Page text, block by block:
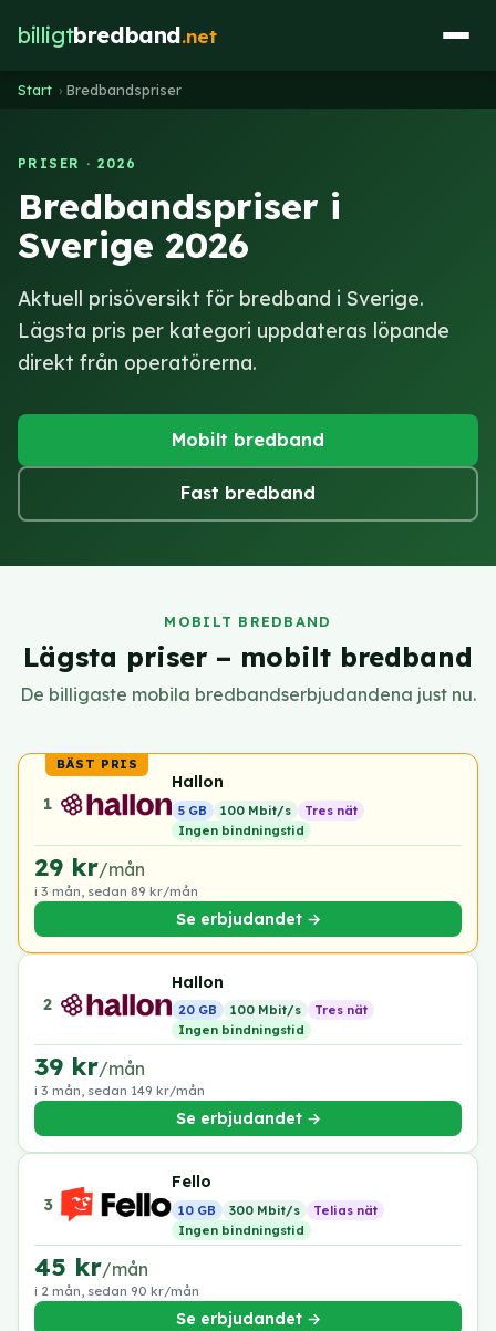
billigtbredband.net
Start › Bredbandspriser
PRISER · 2026
Bredbandspriser i
Sverige 2026
Aktuell prisöversikt för bredband i Sverige.
Lägsta pris per kategori uppdateras löpande
direkt från operatörerna.
Mobilt bredband
Fast bredband
MOBILT BREDBAND
Lägsta priser – mobilt bredband
De billigaste mobila bredbandserbjudandena just nu.
1
Hallon
5 GB 100 Mbit/s
Tres nät
Ingen bindningstid
29 kr/mån
i 3 mån, sedan 89 kr/mån
Se erbjudandet →
2
Hallon
20 GB 100 Mbit/s
Tres nät
Ingen bindningstid
39 kr/mån
i 3 mån, sedan 149 kr/mån
Se erbjudandet →
3
Fello
10 GB 300 Mbit/s
Telias nät
Ingen bindningstid
45 kr/mån
i 2 mån, sedan 90 kr/mån
Se erbjudandet →